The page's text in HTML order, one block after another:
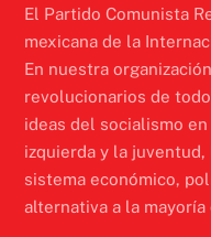
El Partido Comunista
mexicana de la
En nuestra
revolucionarios de
ideas del socialismo
izquierda y la
sistema económico,
alternativa a la